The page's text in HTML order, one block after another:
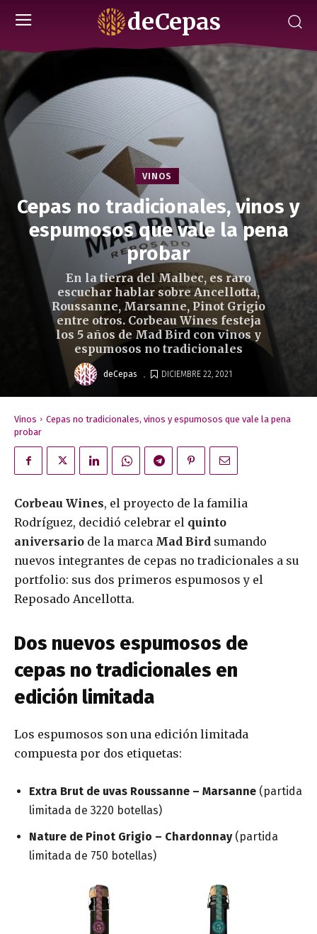
deCepas
VINOS
Cepas no tradicionales, vinos y
espumosos que vale la pena
probar
En la tierra del Malbec, es raro
escuchar hablar sobre Ancellotta,
Roussanne, Marsanne, Pinot Grigio
entre otros. Corbeau Wines festeja
los 5 años de Mad Bird con vinos y
espumosos no tradicionales
deCepas . DICIEMBRE 22, 2021
Vinos
Cepas no tradicionales, vinos y espumosos que vale la pena
probar
Corbeau Wines, el proyecto de la familia
Rodríguez, decidió celebrar el quinto
aniversario de la marca Mad Bird sumando
nuevos integrantes de cepas no tradicionales a su
portfolio: sus dos primeros espumosos y el
Reposado Ancellotta.
Dos nuevos espumosos de
cepas no tradicionales en
edición limitada
Los espumosos son una edición limitada
compuesta por dos etiquetas:
Extra Brut de uvas Roussanne – Marsanne (partida
limitada de 3220 botellas)
Nature de Pinot Grigio – Chardonnay(partida
limitada de 750 botellas)